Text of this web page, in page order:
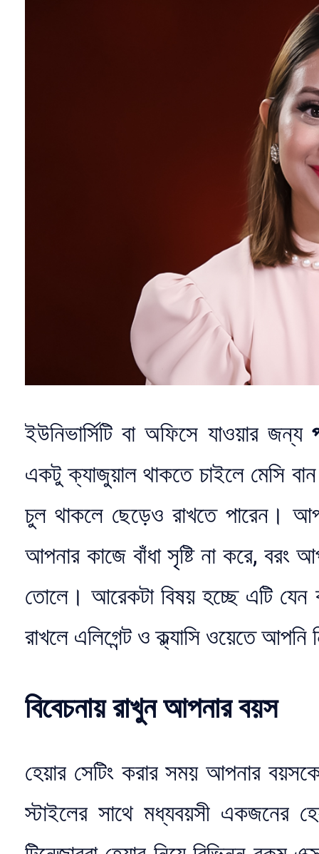
ইউনিভার্সিটি বা অফিসে যাওয়ার জন্য
একটু ক্যাজুয়াল থাকতে চাইলে মেসি
চুল থাকলে ছেড়েও রাখতে পারেন।
আপনার কাজে বাঁধা সৃষ্টি না করে, বরং
তোলে। আরেকটা বিষয় হচ্ছে এটি
রাখলে এলিগেন্ট ও ক্ল্যাসি ওয়েতে
বিবেচনায় রাখুন আপনার বয়স
হেয়ার সেটিং করার সময় আপনার
স্টাইলের সাথে মধ্যবয়সী একজনের